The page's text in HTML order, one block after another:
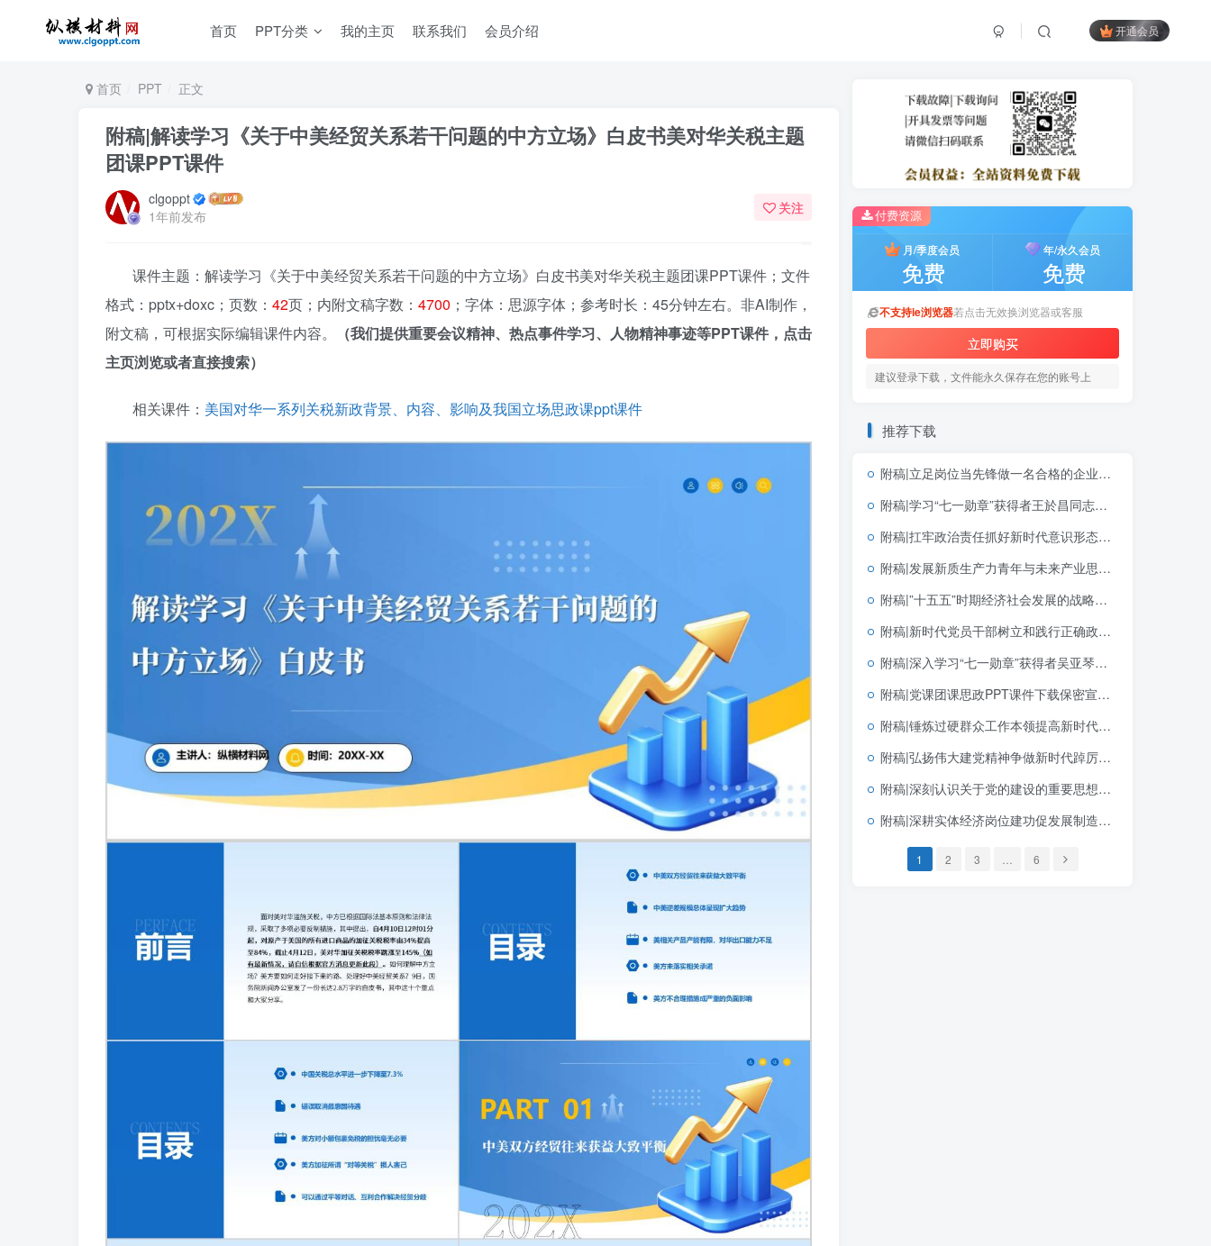
首页 PPT分类 我的主页 联系我们 会员介绍 开通会员
首页 PPT 正文
附稿|解读学习《关于中美经贸关系若干问题的中方立场》白皮书美对华关税主题
团课PPT课件
clgoppt
1年前发布
关注
课件主题：解读学习《关于中美经贸关系若干问题的中方立场》白皮书美对华关税主题团课PPT课件；文件
格式：pptx+doxc；页数： 42页；内附文稿字数： 4700 ；字体：思源字体；参考时长：45分钟左右。非AI制作，
附文稿，可根据实际编辑课件内容。
（我们提供重要会议精神、热点事件学习、人物精神事迹等PPT课件，点击
主页浏览或者直接搜索）
相关课件： 美国对华一系列关税新政背景、内容、影响及我国立场思政课ppt课件
付费资源
月/季度会员
免费
年/永久会员
免费
不支持ie浏览器若点击无效换浏览器或客服
立即购买
建议登录下载，文件能永久保存在您的账号上
推荐下载
附稿|立足岗位当先锋做一名合格的企业党员基层党支部简短党课PPT下载
附稿|学习“七一勋章”获得者王於昌同志先进事迹思政课团课ppt课件
附稿|扛牢政治责任抓好新时代意识形态工作专题党课课件PPT
附稿|发展新质生产力青年与未来产业思政课公开课完整PPT带讲稿课件
附稿|”十五五”时期经济社会发展的战略任务和重大举措完整版党团思政宣讲PPT模板免费下载
附稿|新时代党员干部树立和践行正确政绩观2026学习教育党课PPT课件
附稿|深入学习“七一勋章”获得者吴亚琴同志先进事迹新版党课专题PPT完整版下载
附稿|党课团课思政PPT课件下载保密宣传教育带讲稿
附稿|锤炼过硬群众工作本领提高新时代群众工作能力基层党支部三会一课党课PPT
附稿|弘扬伟大建党精神争做新时代踔厉奋发的优秀共产党员七月宣讲党课PPT下载
附稿|深刻认识关于党的建设的重要思想的重大意义可编辑思政党课团课PPT课件下载
附稿|深耕实体经济岗位建功促发展制造业企业青年员工团课宣讲含完整文稿PPT下载
1 2 3 6